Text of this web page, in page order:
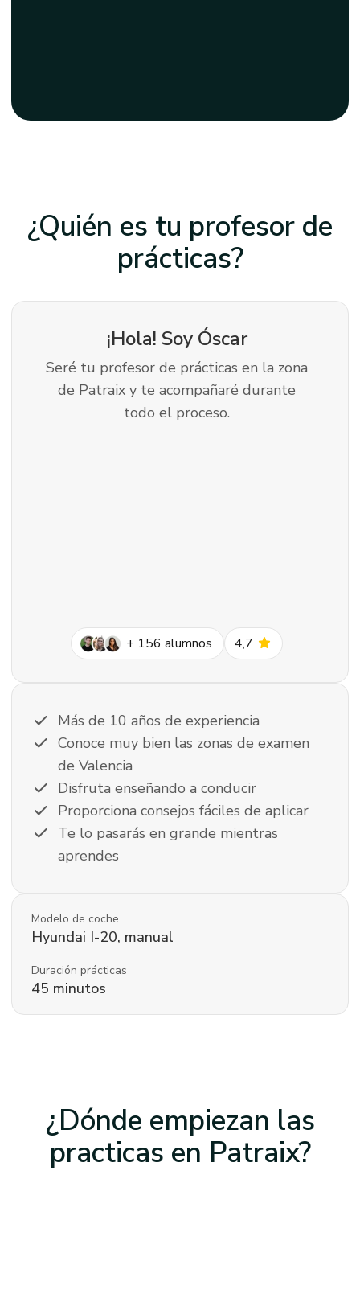
¿Quién es tu profesor de
prácticas?
check Más de 10 años de experiencia
check Conoce muy bien las zonas de examen
de Valencia
check Disfruta enseñando a conducir
check Proporciona consejos fáciles de aplicar
check Te lo pasarás en grande mientras
aprendes
Modelo de coche
Hyundai I-20, manual
Duración prácticas
45 minutos
¡Hola! Soy Óscar
Seré tu profesor de prácticas en la zona
de Patraix y te acompañaré durante
todo el proceso.
+ 156 alumnos 4,7 star
¿Dónde empiezan las
practicas en Patraix?